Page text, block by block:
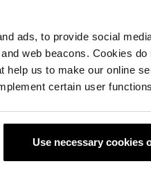
ads, to provide social
web beacons. Cookies
help us to make our online
certain user
Use necessary cookies